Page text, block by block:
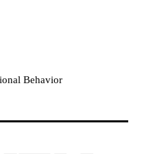
Behavior